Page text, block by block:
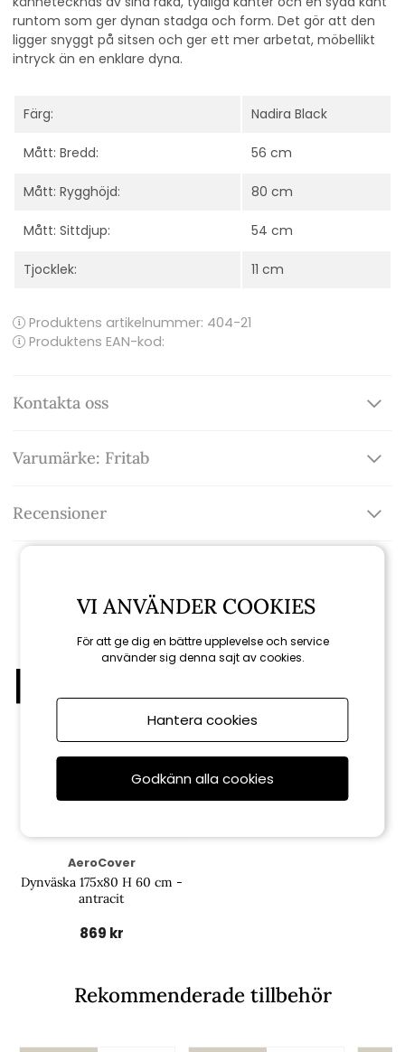
runtom som ger dynan stadga och form. Det gör att den
ligger snyggt på sitsen och ger ett mer arbetat, möbellikt
intryck än en enklare dyna.
Färg: Nadira Black
Mått: Bredd: 56 cm
Mått: Rygghöjd: 80 cm
Mått: Sittdjup: 54 cm
Tjocklek: 11 cm
Produktens artikelnummer: 404-21
Produktens EAN-kod:
Kontakta oss
Varumärke: Fritab
Recensioner
Relaterade produkter
AeroCover
Dynväska 175x80 H 60 cm -
antracit
869 kr
Rekommenderade tillbehör
VI ANVÄNDER COOKIES
För att ge dig en bättre upplevelse och service
använder sig denna sajt av cookies.
Hantera cookies
Godkänn alla cookies